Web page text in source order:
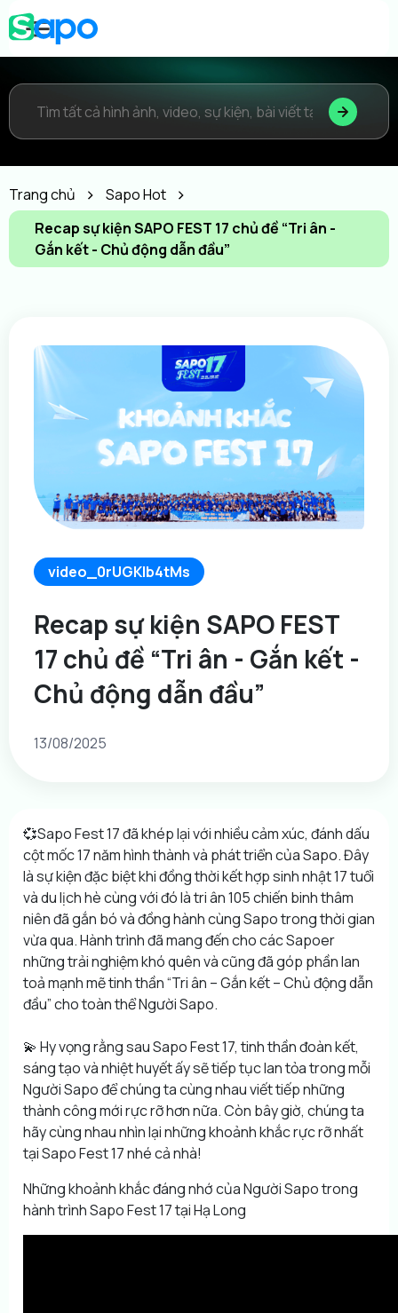
Trang chủ
Sapo Hot
Recap sự kiện SAPO FEST 17 chủ đề “Tri ân -
Gắn kết - Chủ động dẫn đầu”
video_0rUGKlb4tMs
Recap sự kiện SAPO FEST
17 chủ đề “Tri ân - Gắn kết -
Chủ động dẫn đầu”
13/08/2025
💞Sapo Fest 17 đã khép lại với nhiều cảm xúc, đánh dấu
cột mốc 17 năm hình thành và phát triển của Sapo. Đây
là sự kiện đặc biệt khi đồng thời kết hợp sinh nhật 17 tuổi
và du lịch hè cùng với đó là tri ân 105 chiến binh thâm
niên đã gắn bó và đồng hành cùng Sapo trong thời gian
vừa qua. Hành trình đã mang đến cho các Sapoer
những trải nghiệm khó quên và cũng đã góp phần lan
toả mạnh mẽ tinh thần “Tri ân – Gắn kết – Chủ động dẫn
đầu” cho toàn thể Người Sapo.
💫 Hy vọng rằng sau Sapo Fest 17, tinh thần đoàn kết,
sáng tạo và nhiệt huyết ấy sẽ tiếp tục lan tỏa trong mỗi
Người Sapo để chúng ta cùng nhau viết tiếp những
thành công mới rực rỡ hơn nữa. Còn bây giờ, chúng ta
hãy cùng nhau nhìn lại những khoảnh khắc rực rỡ nhất
tại Sapo Fest 17 nhé cả nhà!
Những khoảnh khắc đáng nhớ của Người Sapo trong
hành trình Sapo Fest 17 tại Hạ Long